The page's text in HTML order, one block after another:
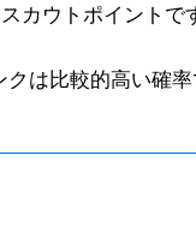
カウトポイントで
は比較的高い確